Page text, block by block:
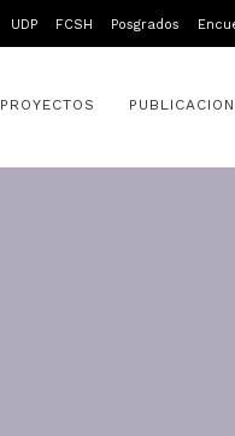
UDP FCSH Posgrados
PROYECTOS